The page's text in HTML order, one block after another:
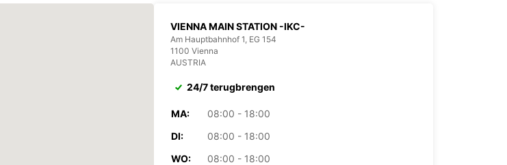
VIENNA MAIN STATION -IKC-
Am Hauptbahnhof 1, EG 154
1100 Vienna
AUSTRIA
24/7 terugbrengen
MA:
08:00 - 18:00
DI:
08:00 - 18:00
WO:
08:00 - 18:00